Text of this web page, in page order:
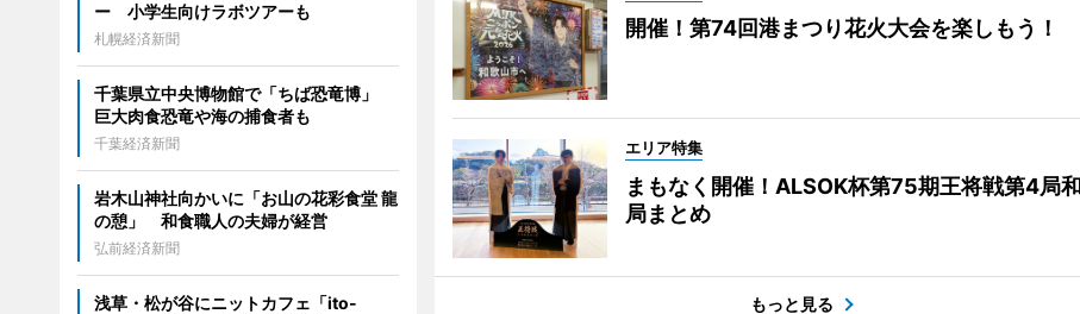
開催！第74回港まつり花火大会を楽しもう！
エリア特集
まもなく開催！ALSOK杯第75期王将戦第4局
局まとめ
もっと見る
ー 小学生向けラボツアーも
札幌経済新聞
千葉県立中央博物館で「ちば恐竜博」
巨大肉食恐竜や海の捕食者も
千葉経済新聞
岩木山神社向かいに「お山の花彩食堂 龍
の憩」 和食職人の夫婦が経営
弘前経済新聞
浅草・松が谷にニットカフェ「ito-